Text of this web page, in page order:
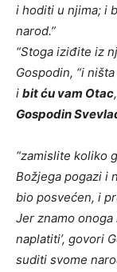
i hoditi u njima; i
narod.”
“Stoga iziđite iz
Gospodin, “i
i bit ću vam Otac
Gospodin
“zamislite koliko
Božjega pogazi i
bio posvećen, i
Jer znamo onoga
naplatiti’, govori
suditi svome